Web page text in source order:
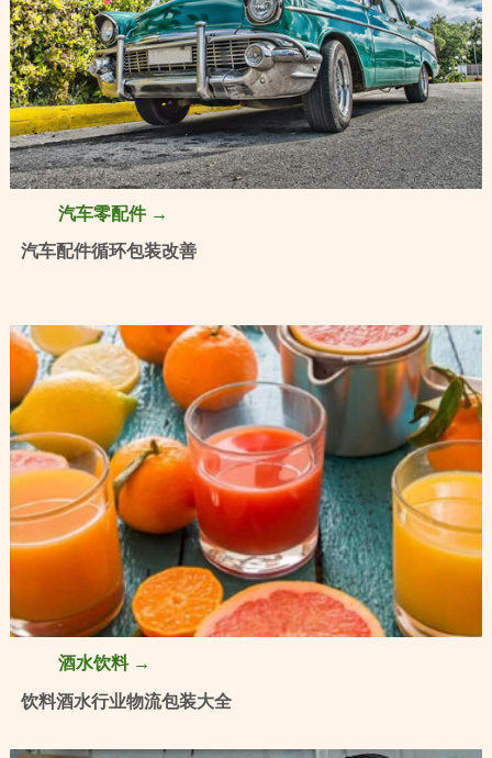
汽车配件循环包装改善
汽车零配件 →
饮料酒水行业物流包装大全
酒水饮料 →